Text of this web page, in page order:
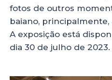
fotos de outros
baiano, principalmente,
A exposição está
dia 30 de julho de 2023.